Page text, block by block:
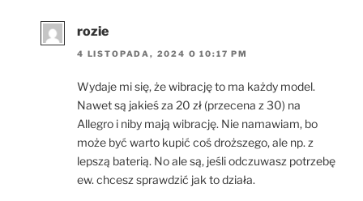
rozie
4 LISTOPADA, 2024 O 10:17 PM
Wydaje mi się, że wibrację to ma każdy model.
Nawet są jakieś za 20 zł (przecena z 30) na
Allegro i niby mają wibrację. Nie namawiam, bo
może być warto kupić coś droższego, ale np. z
lepszą baterią. No ale są, jeśli odczuwasz potrzebę
ew. chcesz sprawdzić jak to działa.